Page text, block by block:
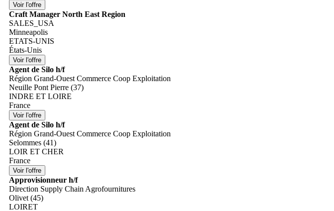
Craft Manager North East Region
SALES_USA
Minneapolis
ETATS-UNIS
États-Unis
Agent de Silo h/f
Région Grand-Ouest Commerce Coop Exploitation
Neuille Pont Pierre (37)
INDRE ET LOIRE
France
Agent de Silo h/f
Région Grand-Ouest Commerce Coop Exploitation
Selommes (41)
LOIR ET CHER
France
Approvisionneur h/f
Direction Supply Chain Agrofournitures
Olivet (45)
LOIRET